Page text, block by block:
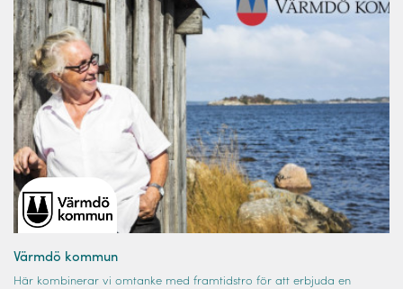
Värmdö kommun
Här kombinerar vi omtanke med framtidstro för att erbjuda en